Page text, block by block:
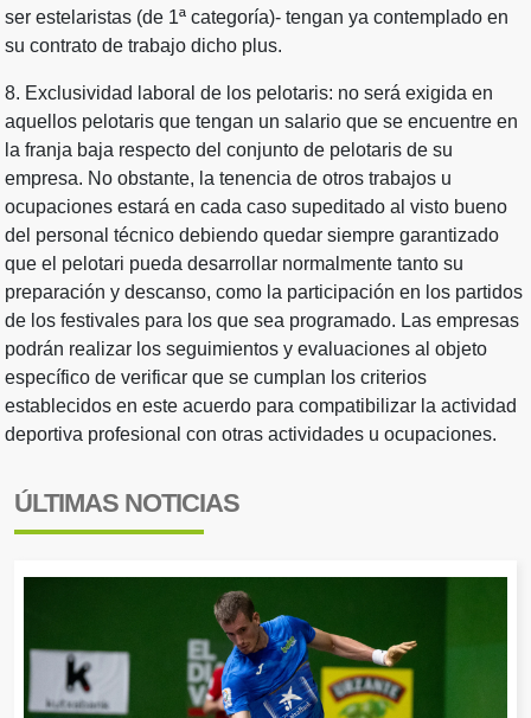
ser estelaristas (de 1ª categoría)- tengan ya contemplado en
su contrato de trabajo dicho plus.
8. Exclusividad laboral de los pelotaris: no será exigida en
aquellos pelotaris que tengan un salario que se encuentre en
la franja baja respecto del conjunto de pelotaris de su
empresa. No obstante, la tenencia de otros trabajos u
ocupaciones estará en cada caso supeditado al visto bueno
del personal técnico debiendo quedar siempre garantizado
que el pelotari pueda desarrollar normalmente tanto su
preparación y descanso, como la participación en los partidos
de los festivales para los que sea programado. Las empresas
podrán realizar los seguimientos y evaluaciones al objeto
específico de verificar que se cumplan los criterios
establecidos en este acuerdo para compatibilizar la actividad
deportiva profesional con otras actividades u ocupaciones.
ÚLTIMAS NOTICIAS